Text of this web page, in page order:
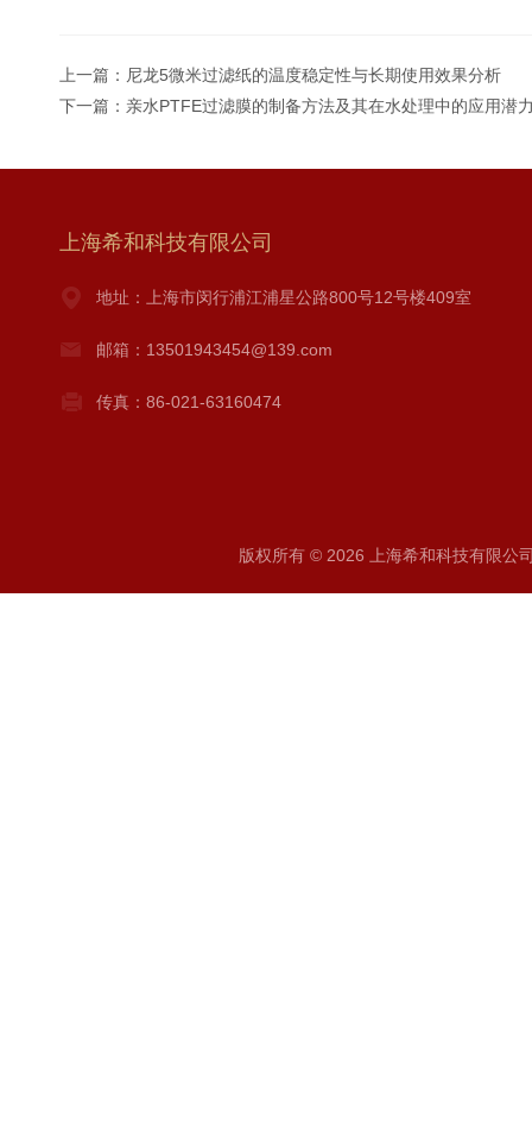
上一篇： 尼龙5微米过滤纸的温度稳定性与长期使用效果分析
下一篇： 亲水PTFE过滤膜的制备方法及其在水处理中的应用潜
上海希和科技有限公司
地址：上海市闵行浦江浦星公路800号12号楼409室
邮箱：13501943454@139.com
传真：86-021-63160474
版权所有 © 2026 上海希和科技有限公